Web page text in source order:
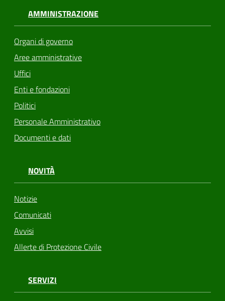
AMMINISTRAZIONE
Organi di governo
Aree amministrative
Uffici
Enti e fondazioni
Politici
Personale Amministrativo
Documenti e dati
NOVITÀ
Notizie
Comunicati
Avvisi
Allerte di Protezione Civile
SERVIZI